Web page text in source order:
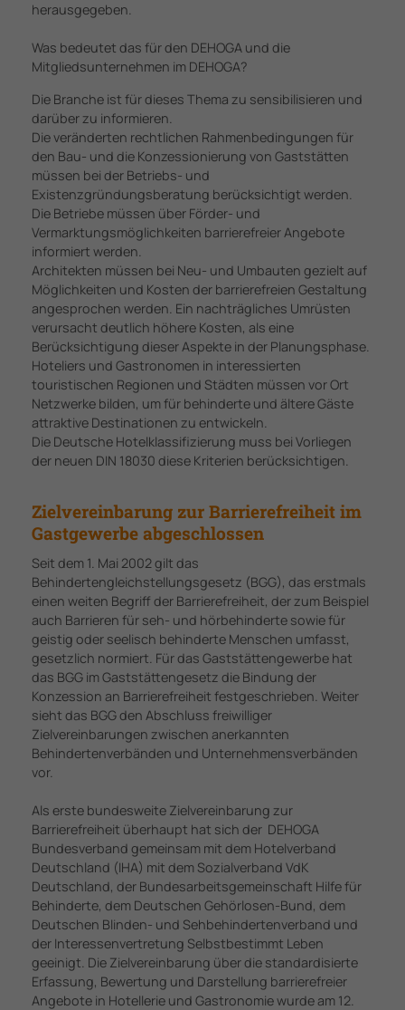
herausgegeben.
Was bedeutet das für den DEHOGA und die
Mitgliedsunternehmen im DEHOGA?
Die Branche ist für dieses Thema zu sensibilisieren und
darüber zu informieren.
Die veränderten rechtlichen Rahmenbedingungen für
den Bau- und die Konzessionierung von Gaststätten
müssen bei der Betriebs- und
Existenzgründungsberatung berücksichtigt werden.
Die Betriebe müssen über Förder- und
Vermarktungsmöglichkeiten barrierefreier Angebote
informiert werden.
Architekten müssen bei Neu- und Umbauten gezielt auf
Möglichkeiten und Kosten der barrierefreien Gestaltung
angesprochen werden. Ein nachträgliches Umrüsten
verursacht deutlich höhere Kosten, als eine
Berücksichtigung dieser Aspekte in der Planungsphase.
Hoteliers und Gastronomen in interessierten
touristischen Regionen und Städten müssen vor Ort
Netzwerke bilden, um für behinderte und ältere Gäste
attraktive Destinationen zu entwickeln.
Die Deutsche Hotelklassifizierung muss bei Vorliegen
der neuen DIN 18030 diese Kriterien berücksichtigen.
Zielvereinbarung zur Barrierefreiheit im
Gastgewerbe abgeschlossen
Seit dem 1. Mai 2002 gilt das
Behindertengleichstellungsgesetz (BGG), das erstmals
einen weiten Begriff der Barrierefreiheit, der zum Beispiel
auch Barrieren für seh- und hörbehinderte sowie für
geistig oder seelisch behinderte Menschen umfasst,
gesetzlich normiert. Für das Gaststättengewerbe hat
das BGG im Gaststättengesetz die Bindung der
Konzession an Barrierefreiheit festgeschrieben. Weiter
sieht das BGG den Abschluss freiwilliger
Zielvereinbarungen zwischen anerkannten
Behindertenverbänden und Unternehmensverbänden
vor.
Als erste bundesweite Zielvereinbarung zur
Barrierefreiheit überhaupt hat sich der DEHOGA
Bundesverband gemeinsam mit dem Hotelverband
Deutschland (IHA) mit dem Sozialverband VdK
Deutschland, der Bundesarbeitsgemeinschaft Hilfe für
Behinderte, dem Deutschen Gehörlosen-Bund, dem
Deutschen Blinden- und Sehbehindertenverband und
der Interessenvertretung Selbstbestimmt Leben
geeinigt. Die Zielvereinbarung über die standardisierte
Erfassung, Bewertung und Darstellung barrierefreier
Angebote in Hotellerie und Gastronomie wurde am 12.